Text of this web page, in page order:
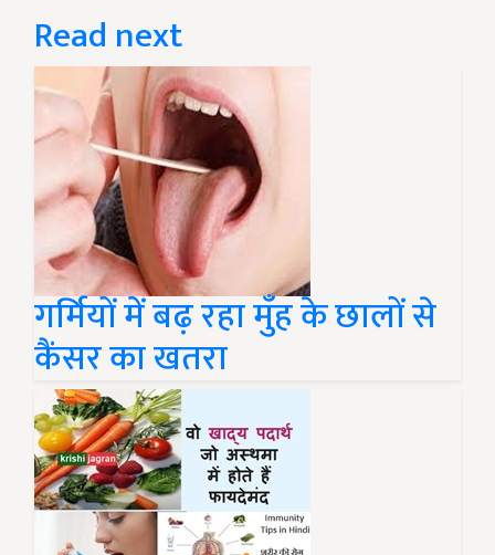
Read next
गर्मियों में बढ़ रहा मुँह के छालों से
कैंसर का खतरा